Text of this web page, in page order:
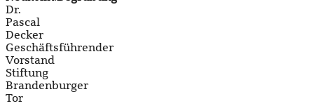
Dr.
Pascal
Decker
Geschäftsführender
Vorstand
Stiftung
Brandenburger
Tor